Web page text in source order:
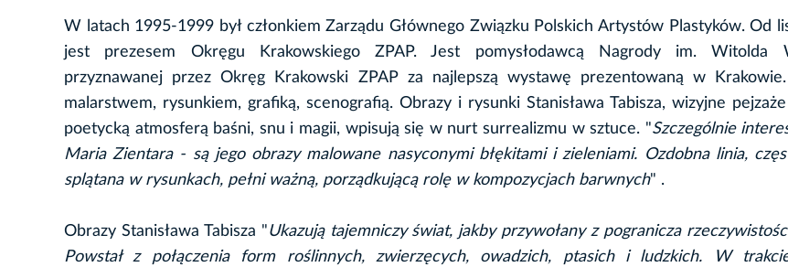
W latach 1995-1999 był członkiem Zarządu Głównego Związku Polskich Artystów Plastyków. Od
jest prezesem Okręgu Krakowskiego ZPAP. Jest pomysłodawcą Nagrody im. Witolda
przyznawanej przez Okręg Krakowski ZPAP za najlepszą wystawę prezentowaną w
malarstwem, rysunkiem, grafiką, scenografią. Obrazy i rysunki Stanisława Tabisza, wizyjne
poetycką atmosferą baśni, snu i magii, wpisują się w nurt surrealizmu w sztuce. "Szczególnie
Maria Zientara - są jego obrazy malowane nasyconymi błękitami i zieleniami. Ozdobna linia,
splątana w rysunkach, pełni ważną, porządkującą rolę w kompozycjach barwnych" .
Obrazy Stanisława Tabisza "Ukazują tajemniczy świat, jakby przywołany z pogranicza
Powstał z połączenia form roślinnych, zwierzęcych, owadzich, ptasich i ludzkich. W